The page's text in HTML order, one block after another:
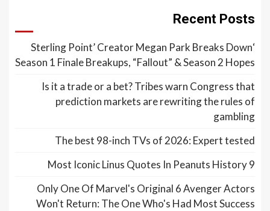
Recent Posts
‘Sterling Point’ Creator Megan Park Breaks Down
Season 1 Finale Breakups, “Fallout” & Season 2 Hopes
Is it a trade or a bet? Tribes warn Congress that
prediction markets are rewriting the rules of
gambling
The best 98-inch TVs of 2026: Expert tested
9 Most Iconic Linus Quotes In Peanuts History
Only One Of Marvel's Original 6 Avenger Actors
Won't Return: The One Who's Had Most Success